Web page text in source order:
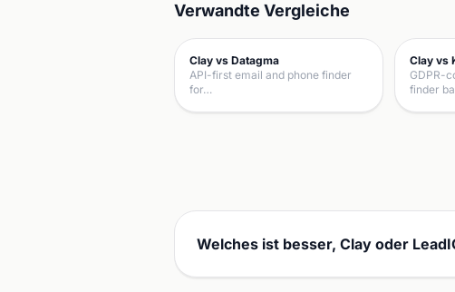
Verwandte Vergleiche
Clay vs Datagma
API-first email and phone finder
for…
Clay vs
GDPR-
finder
Welches ist besser, Clay oder